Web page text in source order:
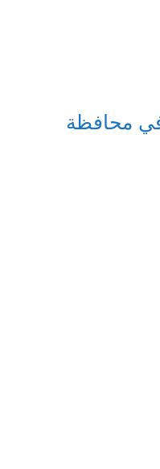
محافظة